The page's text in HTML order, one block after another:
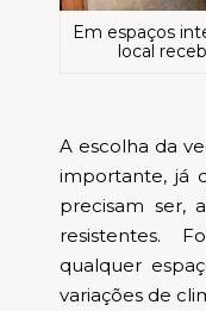
Em espaços
local
A escolha da
importante, já
precisam ser,
resistentes.
qualquer
variações de